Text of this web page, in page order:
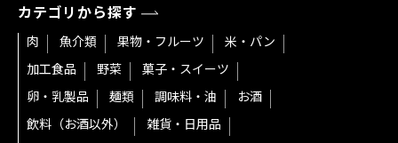
カテゴリから探す
肉 魚介類 果物・フルーツ
米・パン
加工食品
野菜
菓子・スイーツ
卵・乳製品
麺類 調味料・油
お酒
飲料（お酒以外）
雑貨・日用品